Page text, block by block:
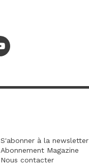
S'abonner à la newsletter
Abonnement Magazine
Nous contacter